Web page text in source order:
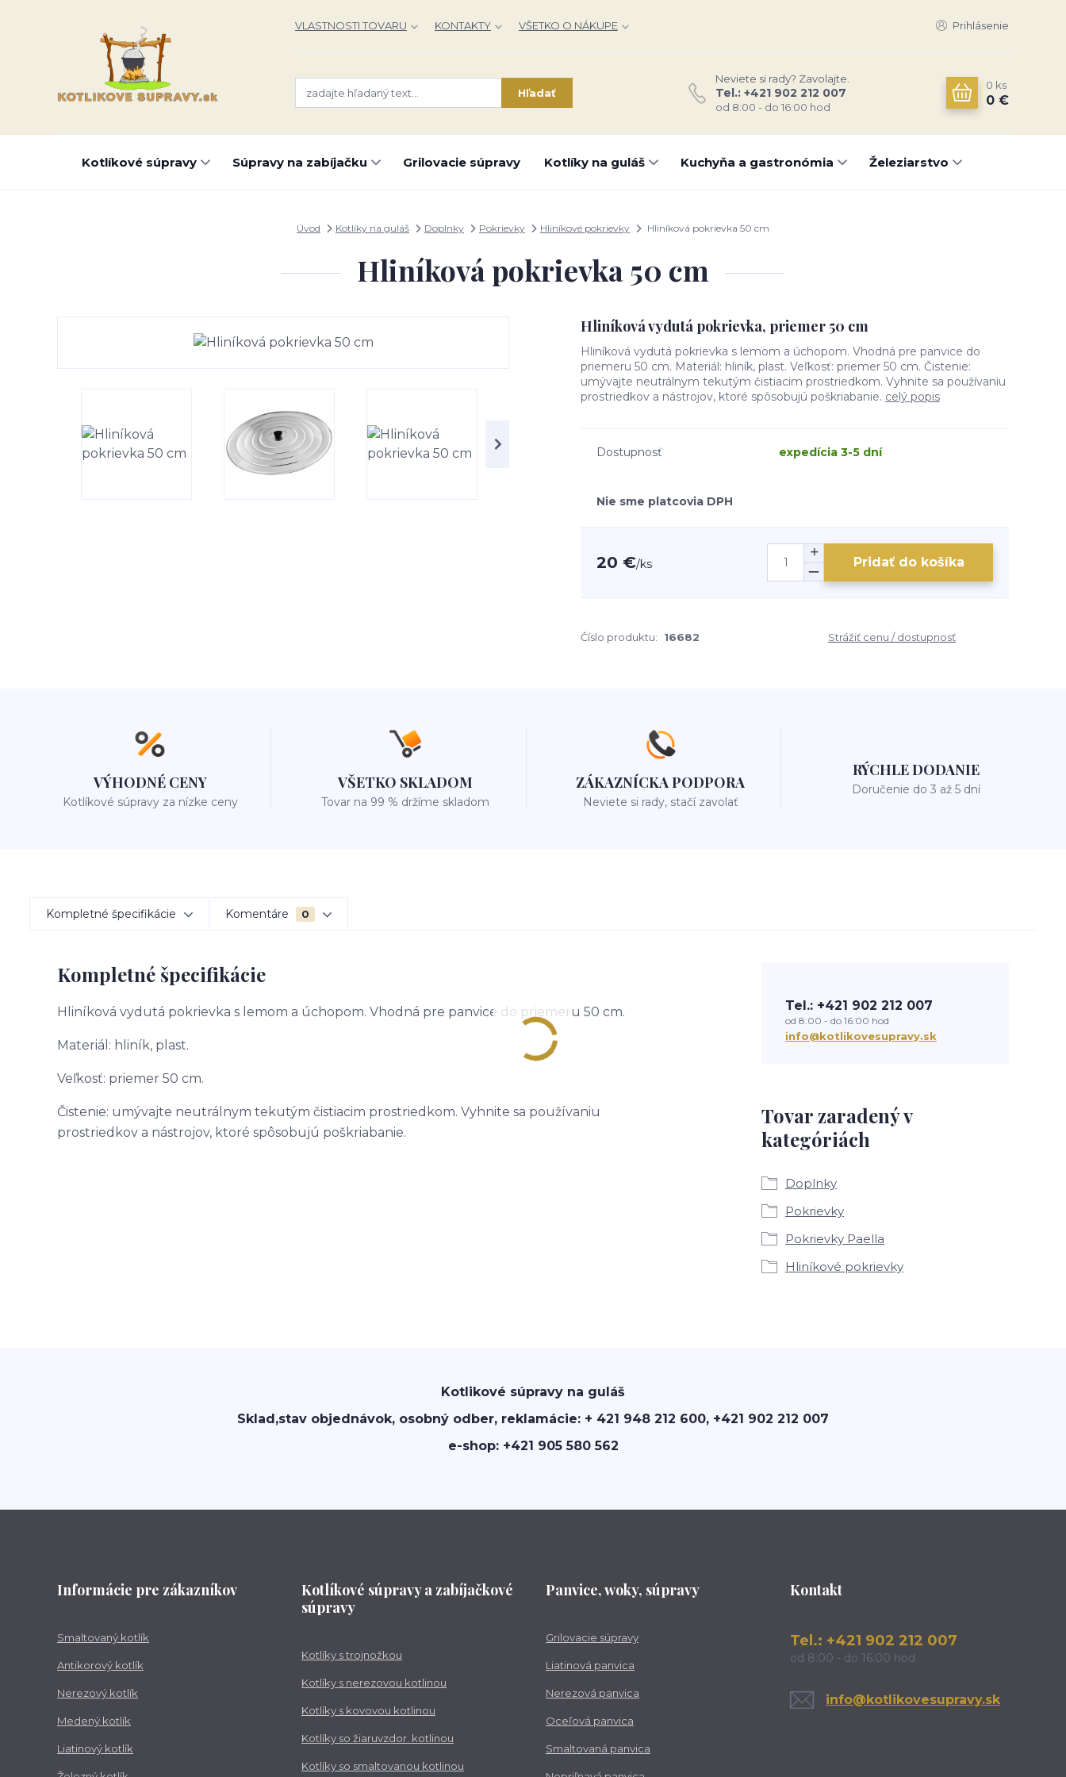
VLASTNOSTI TOVARU KONTAKTY VŠETKO O NÁKUPE Prihlásenie
Hľadať
Neviete si rady? Zavolajte.
Tel.: +421 902 212 007
od 8:00 - do 16:00 hod
0 ks
0 €
Kotlíkové súpravy Súpravy na zabíjačku Grilovacie súpravy Kotlíky na guláš Kuchyňa a gastronómia Železiarstvo
Úvod Kotlíky na guláš Doplnky Pokrievky Hliníkové pokrievky Hliníková pokrievka 50 cm
Hliníková pokrievka 50 cm
Hliníková vydutá pokrievka, priemer 50 cm
Hliníková vydutá pokrievka s lemom a úchopom. Vhodná pre panvice do
priemeru 50 cm. Materiál: hliník, plast. Veľkosť: priemer 50 cm. Čistenie:
umývajte neutrálnym tekutým čistiacim prostriedkom. Vyhnite sa používaniu
prostriedkov a nástrojov, ktoré spôsobujú poškriabanie. celý popis
Dostupnosť expedícia 3-5 dní
Nie sme platcovia DPH
20 €/ks Pridať do košíka
Číslo produktu: 16682 Strážiť cenu / dostupnosť
VÝHODNÉ CENY
Kotlíkové súpravy za nízke ceny
VŠETKO SKLADOM
Tovar na 99 % držíme skladom
ZÁKAZNÍCKA PODPORA
Neviete si rady, stačí zavolať
RÝCHLE DODANIE
Doručenie do 3 až 5 dní
Kompletné špecifikácie Komentáre 0
Kompletné špecifikácie
Hliníková vydutá pokrievka s lemom a úchopom. Vhodná pre panvice do priemeru 50 cm.
Materiál: hliník, plast.
Veľkosť: priemer 50 cm.
Čistenie: umývajte neutrálnym tekutým čistiacim prostriedkom. Vyhnite sa používaniu
prostriedkov a nástrojov, ktoré spôsobujú poškriabanie.
Tovar zaradený v
kategóriách
Doplnky
Pokrievky
Pokrievky Paella
Hliníkové pokrievky
Tel.: +421 902 212 007
od 8:00 - do 16:00 hod
info@kotlikovesupravy.sk
Kotlikové súpravy na guláš
Sklad,stav objednávok, osobný odber, reklamácie: + 421 948 212 600, +421 902 212 007
e-shop: +421 905 580 562
Informácie pre zákazníkov
Smaltovaný kotlík
Antikorový kotlík
Nerezový kotlík
Medený kotlík
Liatinový kotlík
Kotlíkové súpravy a zabíjačkové
súpravy
Kotlíky s trojnožkou
Kotlíky s nerezovou kotlinou
Kotlíky s kovovou kotlinou
Kotlíky so žiaruvzdor. kotlinou
Kotlíky so smaltovanou kotlinou
Panvice, woky, súpravy
Grilovacie súpravy
Liatinová panvica
Nerezová panvica
Oceľová panvica
Smaltovaná panvica
Kontakt
Tel.: +421 902 212 007
od 8:00 - do 16:00 hod
info@kotlikovesupravy.sk